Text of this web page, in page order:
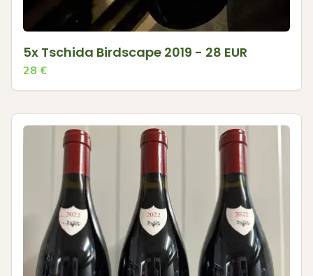
5x Tschida Birdscape 2019 - 28 EUR
28 €